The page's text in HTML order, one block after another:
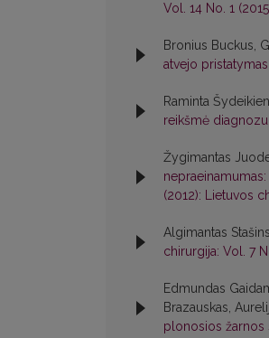
Vol. 14 No. 1
Bronius Buckus,
atvejo
Raminta
reikšmė
Žygimantas
(2012): Lietuvos
Algimantas
chirurgija: Vol. 7
Edmundas
Brazauskas,
plonosios žarnos